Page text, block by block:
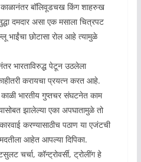
काळानंतर बॉलिवूडचख किंग शाहरुख
दमदार असा एक मसाला चित्रपट
छोटासा रोल आहे त्यामुळे
भारताविरुद्ध पेटून उठलेला
करायचा प्रयत्न करत आहे.
भारतीय गुप्तचर संघटनेत काम
झालेल्या एका अपघातामुळे तो
करण्यासाठीच पठाण या एजंटची
आहेत आपल्या दिपिका.
चर्चा, कॉन्ट्रोवर्सी, ट्रोलींग हे